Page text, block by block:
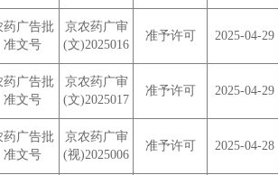
药广告批
准文号
京农药广审
(文)2025016
准予许可 2025-04-29
药广告批
准文号
京农药广审
(文)2025017
准予许可 2025-04-29
药广告批
准文号
京农药广审
(视)2025006
准予许可 2025-04-28